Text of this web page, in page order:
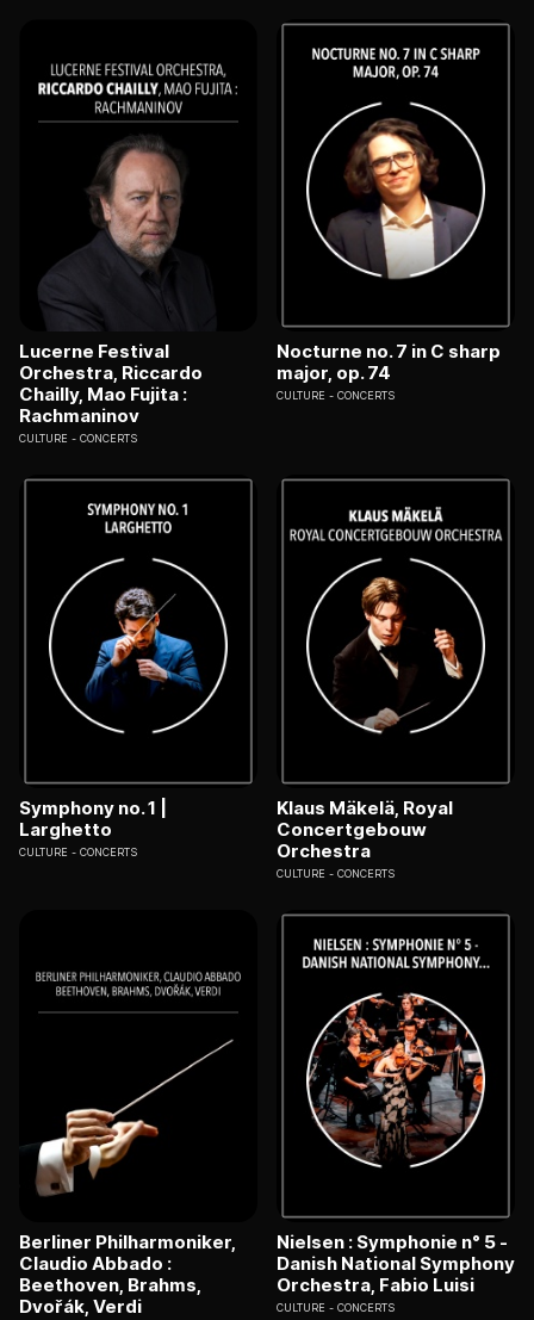
Lucerne Festival
Orchestra, Riccardo
Chailly, Mao Fujita :
Rachmaninov
CULTURE CONCERTS
Nocturne no. 7 in C sharp
major, op. 74
CULTURE CONCERTS
Symphony no. 1 |
Larghetto
CULTURE CONCERTS
Klaus Mäkelä, Royal
Concertgebouw
Orchestra
CULTURE CONCERTS
Berliner Philharmoniker,
Claudio Abbado :
Beethoven, Brahms,
Dvořák, Verdi
Nielsen : Symphonie n° 5 -
Danish National Symphony
Orchestra, Fabio Luisi
CULTURE CONCERTS